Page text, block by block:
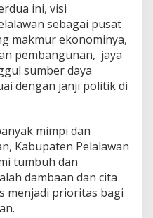
ini, visi
sebagai pusat
makmur ekonominya,
pembangunan, jaya
sumber daya
dengan janji politik di
mimpi dan
Kabupaten Pelalawan
tumbuh dan
dambaan dan cita
menjadi prioritas bagi